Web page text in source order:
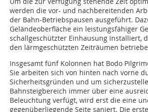
werden die vor- und nachbereitenden
der Bahn-Betriebspausen ausgeführt.
Geländeoberfläche ein leistungsfähiger
schallgeschützter Einhausung installiert,
den lärmgeschützten Zeiträumen
Insgesamt fünf Kolonnen hat Bodo
Sie arbeiten sich von hinten nach vorne
Sicherheitsgründen und um
Bahnsteigbereich immer über eine
Beleuchtung verfügt, wird erst die eine
gegenüberliegende Seite saniert. Die